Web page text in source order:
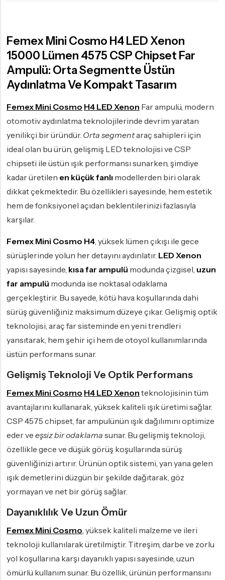
Femex Mini Cosmo H4 LED Xenon
15000 Lümen 4575 CSP Chipset Far
Ampulü: Orta Segmentte Üstün
Aydınlatma Ve Kompakt Tasarım
Femex Mini Cosmo H4 LED Xenon Far ampulü, modern
otomotiv aydınlatma teknolojilerinde devrim yaratan
yenilikçi bir üründür. Orta segmentaraç sahipleri için
ideal olan bu ürün, gelişmiş LED teknolojisi ve CSP
chipseti ile üstün ışık performansı sunarken, şimdiye
kadar üretilen en küçük fanlı modellerden biri olarak
dikkat çekmektedir. Bu özellikleri sayesinde, hem estetik
hem de fonksiyonel açıdan beklentilerinizi fazlasıyla
karşılar.
Femex Mini Cosmo H4, yüksek lümen çıkışı ile gece
sürüşlerinde yolun her detayını aydınlatır. LED Xenon
yapısı sayesinde, kısa far ampulü modunda çizgisel, uzun
far ampulü modunda ise noktasal odaklama
gerçekleştirir. Bu sayede, kötü hava koşullarında dahi
sürüş güvenliğiniz maksimum düzeye çıkar. Gelişmiş optik
teknolojisi, araç far sisteminde en yeni trendleri
yansıtarak, hem şehir içi hem de otoyol kullanımlarında
üstün performans sunar.
Gelişmiş Teknoloji Ve Optik Performans
Femex Mini Cosmo H4 LED Xenon teknolojisinin tüm
avantajlarını kullanarak, yüksek kaliteli ışık üretimi sağlar.
CSP 4575 chipset, far ampulünün ışık dağılımını optimize
eder ve eşsiz bir odaklama sunar. Bu gelişmiş teknoloji,
özellikle gece ve düşük görüş koşullarında sürüş
güvenliğinizi artırır. Ürünün optik sistemi, yan yana gelen
ışık demetlerini düzgün bir şekilde dağıtarak, göz
yormayan ve net bir görüş sağlar.
Dayanıklılık Ve Uzun Ömür
Femex Mini Cosmo, yüksek kaliteli malzeme ve ileri
teknoloji kullanılarak üretilmiştir. Titreşim, darbe ve zorlu
yol koşullarına karşı dayanıklı yapısı sayesinde, uzun
ömürlü kullanım sunar. Bu özellik, ürünün performansını